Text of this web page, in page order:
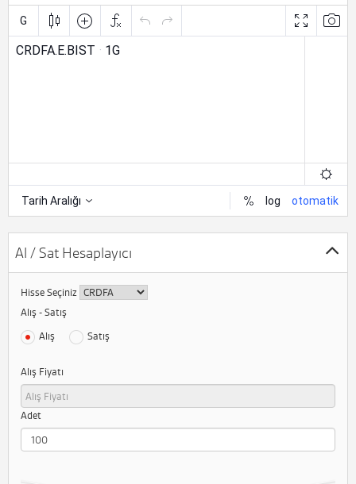
Al / Sat Hesaplayıcı
Hisse Seçiniz
Alış - Satış
Alış
Satış
Alış Fiyatı
Adet